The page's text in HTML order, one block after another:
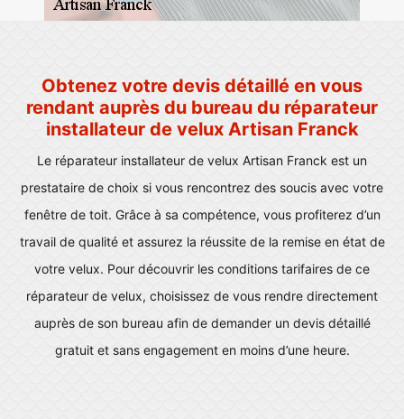
Obtenez votre devis détaillé en vous
rendant auprès du bureau du réparateur
installateur de velux Artisan Franck
Le réparateur installateur de velux Artisan Franck est un
prestataire de choix si vous rencontrez des soucis avec votre
fenêtre de toit. Grâce à sa compétence, vous profiterez d’un
travail de qualité et assurez la réussite de la remise en état de
votre velux. Pour découvrir les conditions tarifaires de ce
réparateur de velux, choisissez de vous rendre directement
auprès de son bureau afin de demander un devis détaillé
gratuit et sans engagement en moins d’une heure.